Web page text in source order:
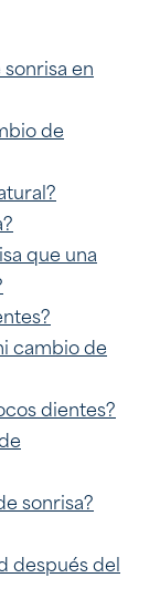
en
de
que una
cambio de
dientes?
sonrisa?
después del